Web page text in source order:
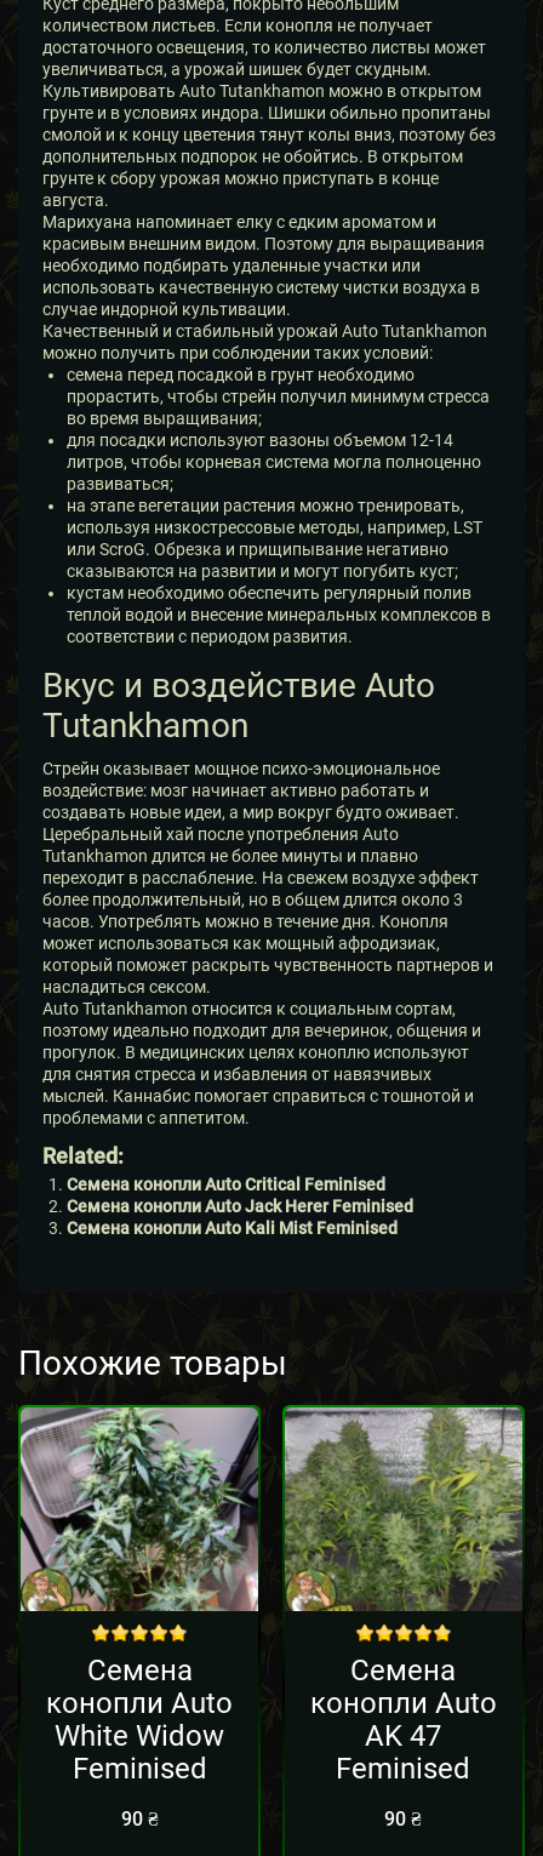
количеством листьев. Если конопля не получает
достаточного освещения, то количество листвы может
увеличиваться, а урожай шишек будет скудным.
Культивировать Auto Tutankhamon можно в открытом
грунте и в условиях индора. Шишки обильно пропитаны
смолой и к концу цветения тянут колы вниз, поэтому без
дополнительных подпорок не обойтись. В открытом
грунте к сбору урожая можно приступать в конце
августа.
Марихуана напоминает елку с едким ароматом и
красивым внешним видом. Поэтому для выращивания
необходимо подбирать удаленные участки или
использовать качественную систему чистки воздуха в
случае индорной культивации.
Качественный и стабильный урожай Auto Tutankhamon
можно получить при соблюдении таких условий:
семена перед посадкой в грунт необходимо
прорастить, чтобы стрейн получил минимум стресса
во время выращивания;
для посадки используют вазоны объемом 12-14
литров, чтобы корневая система могла полноценно
развиваться;
на этапе вегетации растения можно тренировать,
используя низкострессовые методы, например, LST
или ScroG. Обрезка и прищипывание негативно
сказываются на развитии и могут погубить куст;
кустам необходимо обеспечить регулярный полив
теплой водой и внесение минеральных комплексов в
соответствии с периодом развития.
Вкус и воздействие Auto
Tutankhamon
Стрейн оказывает мощное психо-эмоциональное
воздействие: мозг начинает активно работать и
создавать новые идеи, а мир вокруг будто оживает.
Церебральный хай после употребления Auto
Tutankhamon длится не более минуты и плавно
переходит в расслабление. На свежем воздухе эффект
более продолжительный, но в общем длится около 3
часов. Употреблять можно в течение дня. Конопля
может использоваться как мощный афродизиак,
который поможет раскрыть чувственность партнеров и
насладиться сексом.
Auto Tutankhamon относится к социальным сортам,
поэтому идеально подходит для вечеринок, общения и
прогулок. В медицинских целях коноплю используют
для снятия стресса и избавления от навязчивых
мыслей. Каннабис помогает справиться с тошнотой и
проблемами с аппетитом.
Related:
Семена конопли Auto Critical Feminised
Семена конопли Auto Jack Herer Feminised
Семена конопли Auto Kali Mist Feminised
Похожие товары
Семена
конопли Auto
White Widow
Feminised
90 ₴
Семена
конопли Auto
AK 47
Feminised
90₴